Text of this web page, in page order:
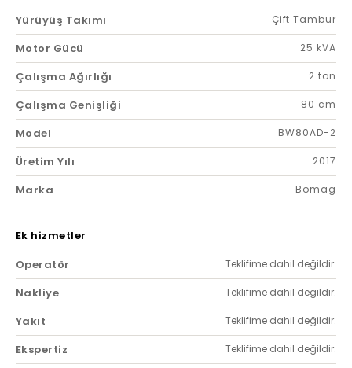
Yürüyüş Takımı Çift Tambur
Motor Gücü 25 kVA
Çalışma Ağırlığı 2 ton
Çalışma Genişliği 80 cm
Model BW80AD-2
Üretim Yılı 2017
Marka Bomag
Ek hizmetler
Operatör
Teklifime dahil değildir.
Nakliye Teklifime dahil değildir.
Yakıt Teklifime dahil değildir.
Ekspertiz Teklifime dahil değildir.